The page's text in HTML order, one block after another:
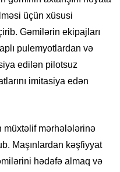
üçün xüsusi
Gəmilərin ekipajları
pulemyotlardan və
edilən pilotsuz
imitasiya edən
müxtəlif mərhələlərinə
Maşınlardan kəşfiyyat
hədəfə almaq və